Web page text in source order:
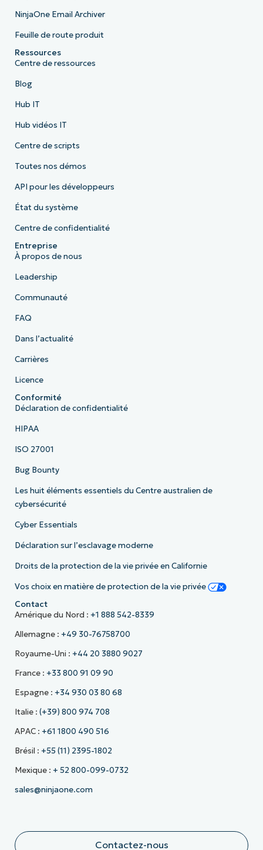
NinjaOne Email Archiver
Feuille de route produit
Ressources
Centre de ressources
Blog
Hub IT
Hub vidéos IT
Centre de scripts
Toutes nos démos
API pour les développeurs
État du système
Centre de confidentialité
Entreprise
À propos de nous
Leadership
Communauté
FAQ
Dans l’actualité
Carrières
Licence
Conformité
Déclaration de confidentialité
HIPAA
ISO 27001
Bug Bounty
Les huit éléments essentiels du Centre australien de
cybersécurité
Cyber Essentials
Déclaration sur l’esclavage moderne
Droits de la protection de la vie privée en Californie
Vos choix en matière de protection de la vie privée
Contact
Amérique du Nord : +1 888 542-8339
Allemagne : +49 30-76758700
Royaume-Uni : +44 20 3880 9027
France : +33 800 91 09 90
Espagne : +34 930 03 80 68
Italie : (+39) 800 974 708
APAC : +61 1800 490 516
Brésil : +55 (11) 2395-1802
Mexique : + 52 800-099-0732
sales@ninjaone.com
Contactez-nous